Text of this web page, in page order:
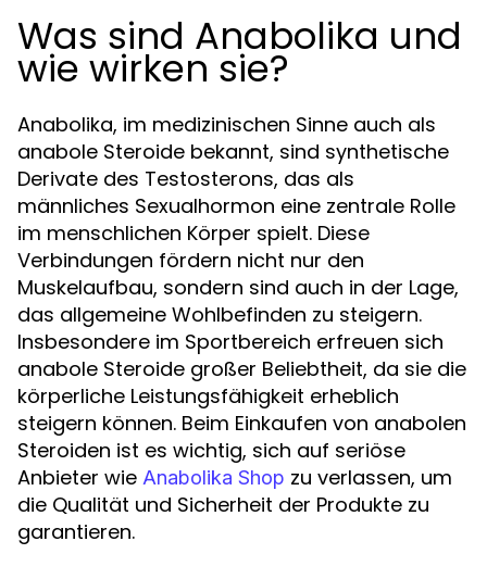
Was sind Anabolika und
wie wirken sie?
Anabolika, im medizinischen Sinne auch als
anabole Steroide bekannt, sind synthetische
Derivate des Testosterons, das als
männliches Sexualhormon eine zentrale Rolle
im menschlichen Körper spielt. Diese
Verbindungen fördern nicht nur den
Muskelaufbau, sondern sind auch in der Lage,
das allgemeine Wohlbefinden zu steigern.
Insbesondere im Sportbereich erfreuen sich
anabole Steroide großer Beliebtheit, da sie die
körperliche Leistungsfähigkeit erheblich
steigern können. Beim Einkaufen von anabolen
Steroiden ist es wichtig, sich auf seriöse
Anbieter wie Anabolika Shop zu verlassen, um
die Qualität und Sicherheit der Produkte zu
garantieren.